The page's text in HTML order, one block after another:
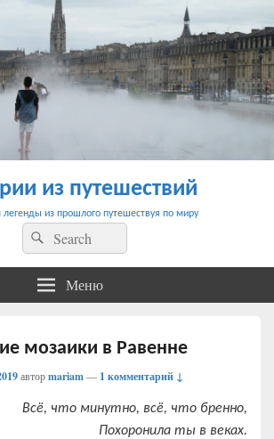
из путешествий
легенды из прошлого путешествуя по миру
Найти:Поиск
Меню
мозаики в Равенне
авторmariam— 1 комментарий ↓
Всё, что минутно, всё, что бренно,
Похоронила ты в веках.